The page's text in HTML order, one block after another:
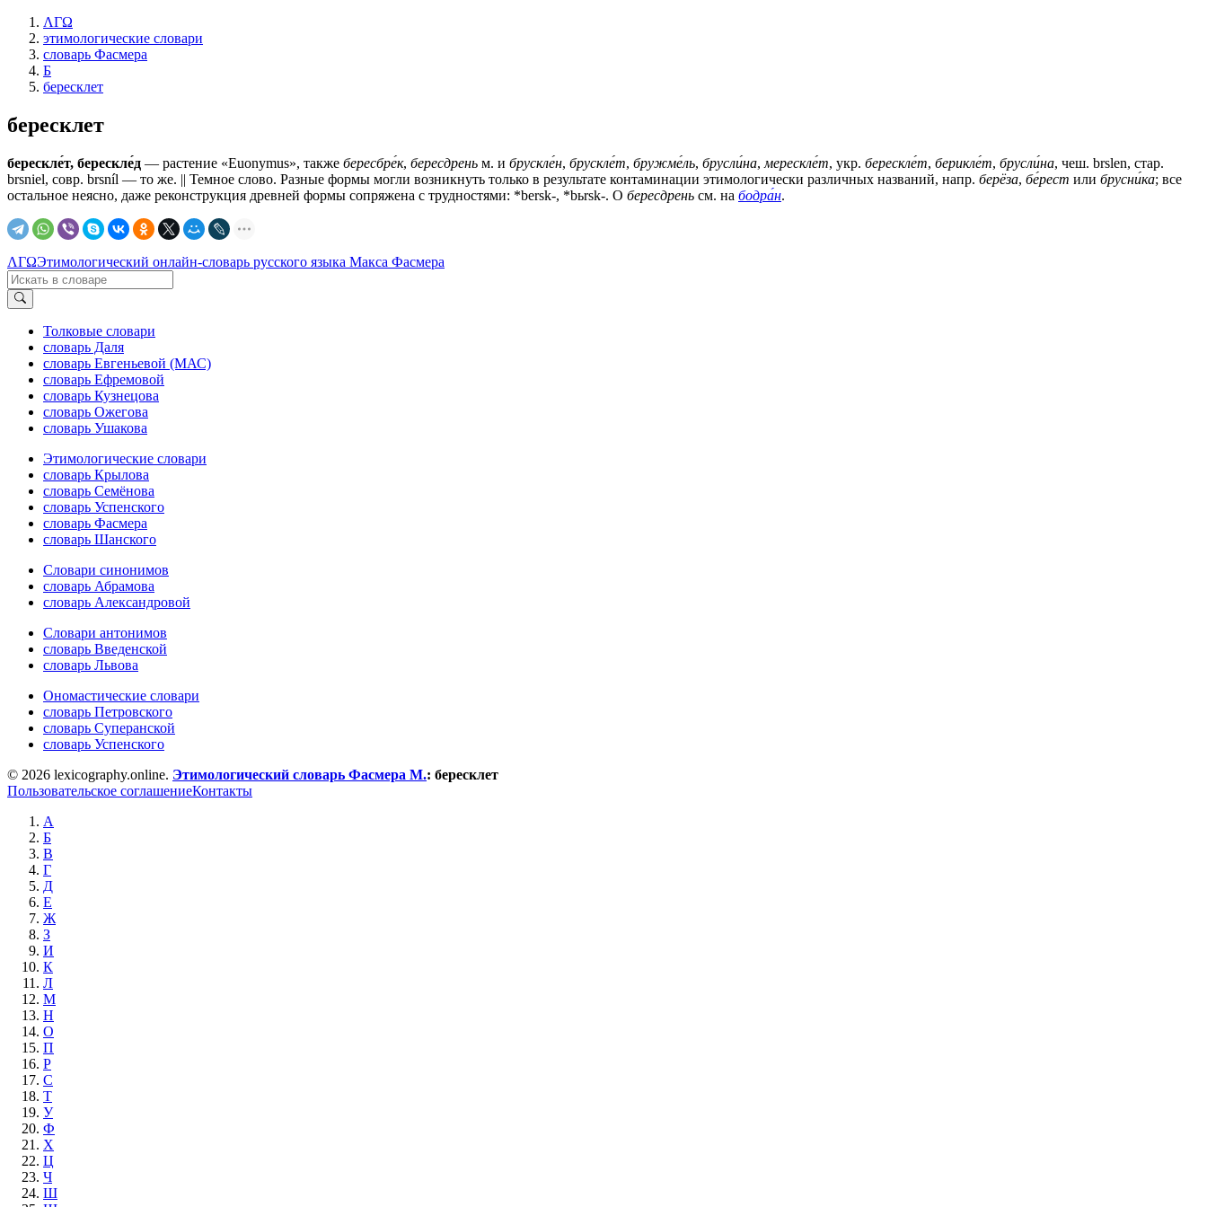
ΛΓΩ
этимологические словари
словарь Фасмера
Б
бересклет
бересклет
берескле́т, берескле́д — растение «Euonymus», также бересбре́к, бересдрень м. и брускле́н, брускле́т, бружме́ль, брусли́на, мерескле́т, укр. берескле́т, берикле́т, брусли́на, чеш. brslen, стар.
brsniel, совр. brsníl — то же. || Темное слово. Разные формы могли возникнуть только в результате контаминации этимологически различных названий, напр. берёза, бе́рест или брусни́ка; все
остальное неясно, даже реконструкция древней формы сопряжена с трудностями: *bersk-, *bьrsk-. О бересдрень см. на бодра́н.
ΛΓΩЭтимологический онлайн-словарь русского языка Макса Фасмера
Толковые словари
словарь Даля
словарь Евгеньевой (МАС)
словарь Ефремовой
словарь Кузнецова
словарь Ожегова
словарь Ушакова
Этимологические словари
словарь Крылова
словарь Семёнова
словарь Успенского
словарь Фасмера
словарь Шанского
Словари синонимов
словарь Абрамова
словарь Александровой
Словари антонимов
словарь Введенской
словарь Львова
Ономастические словари
словарь Петровского
словарь Суперанской
словарь Успенского
© 2026 lexicography.online. Этимологический словарь Фасмера М.: бересклет
Пользовательское соглашениеКонтакты
А
Б
В
Г
Д
Е
Ж
З
И
К
Л
М
Н
О
П
Р
С
Т
У
Ф
Х
Ц
Ч
Ш